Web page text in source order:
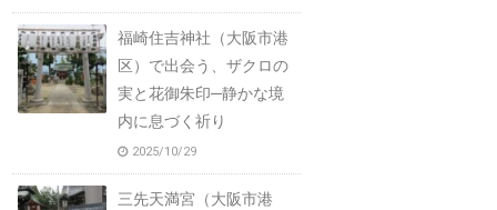
福崎住吉神社（大阪市港
区）で出会う、ザクロの
実と花御朱印─静かな境
内に息づく祈り
2025/10/29
三先天満宮（大阪市港